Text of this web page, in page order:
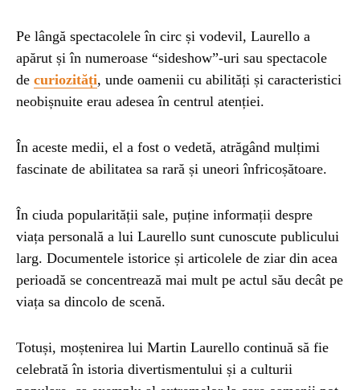
Pe lângă spectacolele în circ și vodevil, Laurello a
apărut și în numeroase “sideshow”-uri sau spectacole
de curiozități, unde oamenii cu abilități și caracteristici
neobișnuite erau adesea în centrul atenției.
În aceste medii, el a fost o vedetă, atrăgând mulțimi
fascinate de abilitatea sa rară și uneori înfricoșătoare.
În ciuda popularității sale, puține informații despre
viața personală a lui Laurello sunt cunoscute publicului
larg. Documentele istorice și articolele de ziar din acea
perioadă se concentrează mai mult pe actul său decât pe
viața sa dincolo de scenă.
Totuși, moștenirea lui Martin Laurello continuă să fie
celebrată în istoria divertismentului și a culturii